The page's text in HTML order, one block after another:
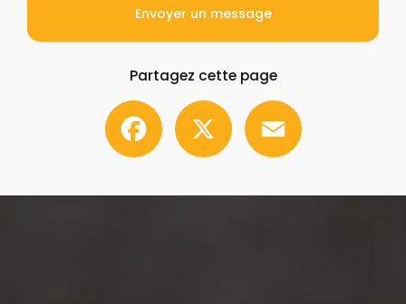
Envoyer un message
Partagez cette page
Facebook